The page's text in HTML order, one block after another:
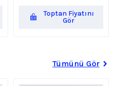
Toptan Fiyatını
Gör
Tümünü Gör